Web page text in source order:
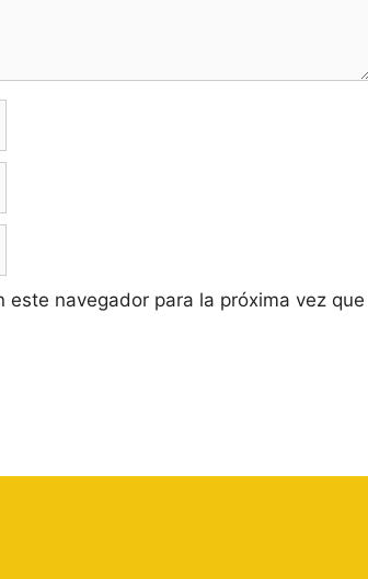
navegador para la próxima vez que